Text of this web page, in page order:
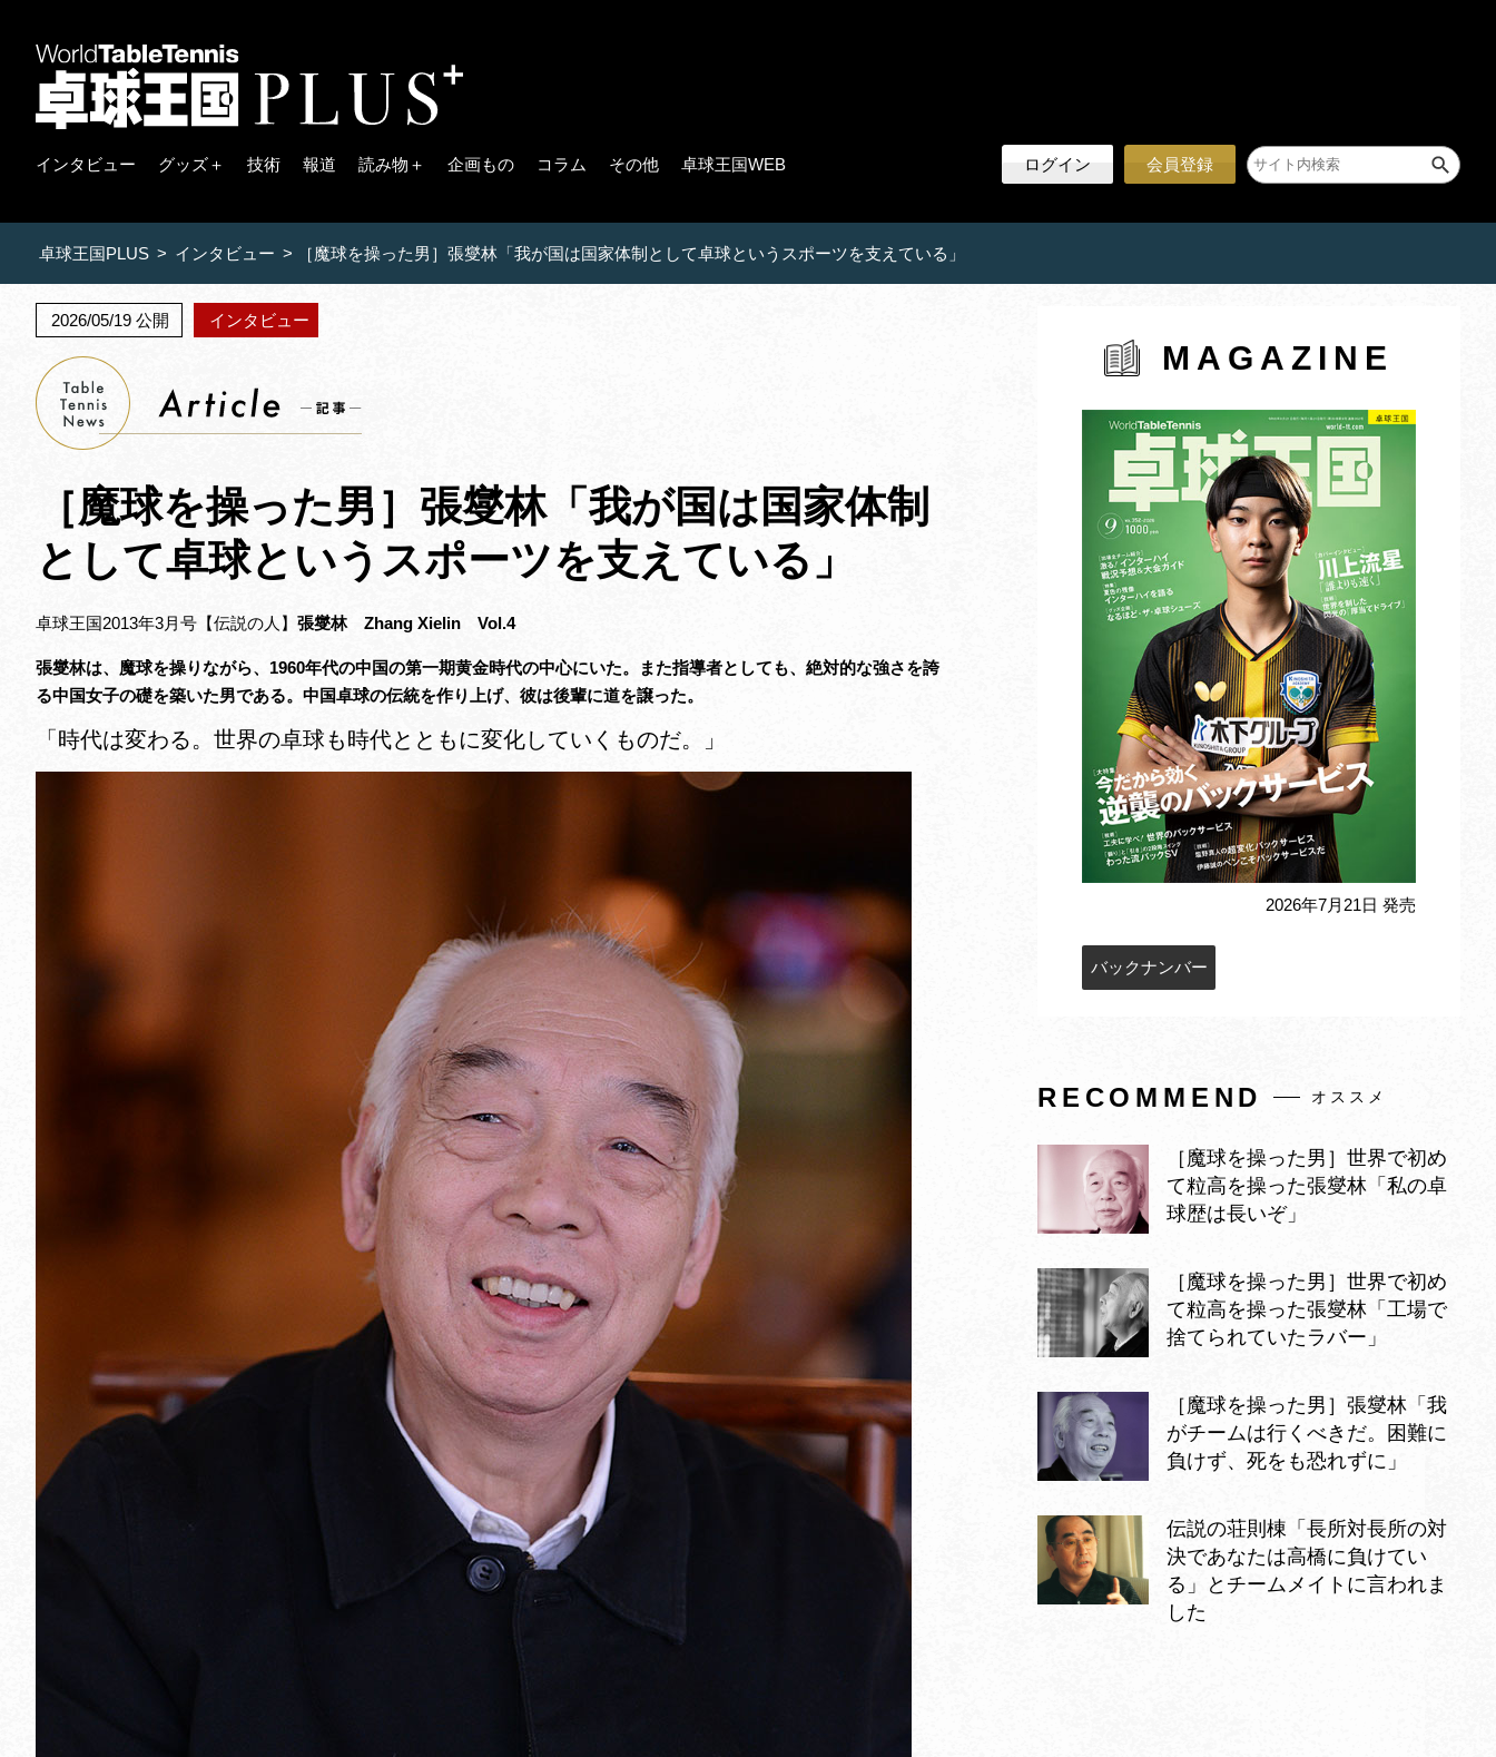
インタビュー グッズ＋ 技術 報道 読み物＋ 企画もの コラム その他 卓球王国WEB ログイン 会員登録
卓球王国PLUS > インタビュー > ［魔球を操った男］張燮林「我が国は国家体制として卓球というスポーツを支えている」
2026/05/19 公開 インタビュー
［魔球を操った男］張燮林「我が国は国家体制
として卓球というスポーツを支えている」
卓球王国2013年3月号【伝説の人】 張燮林 Zhang Xielin Vol.4
張燮林は、魔球を操りながら、1960年代の中国の第一期黄金時代の中心にいた。また指導者としても、絶対的な強さを誇
る中国女子の礎を築いた男である。中国卓球の伝統を作り上げ、彼は後輩に道を譲った。
「時代は変わる。世界の卓球も時代とともに変化していくものだ。」
MAGAZINE
2026年7月21日 発売
バックナンバー
RECOMMEND オススメ
［魔球を操った男］世界で初め
て粒高を操った張燮林「私の卓
球歴は長いぞ」
［魔球を操った男］世界で初め
て粒高を操った張燮林「工場で
捨てられていたラバー」
［魔球を操った男］張燮林「我
がチームは行くべきだ。困難に
負けず、死をも恐れずに」
伝説の荘則棟「長所対長所の対
決であなたは高橋に負けてい
る」とチームメイトに言われま
した